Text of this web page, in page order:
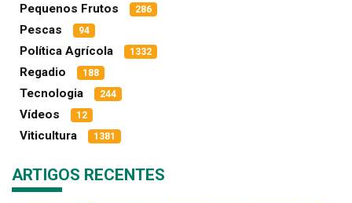
Pequenos Frutos 286
Pescas 94
Política Agrícola 1332
Regadio 188
Tecnologia 244
Vídeos 12
Viticultura 1381
ARTIGOS RECENTES